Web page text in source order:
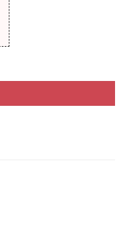
Chemi 1.56 số lượng